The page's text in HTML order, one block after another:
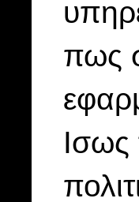
πως
Ισως